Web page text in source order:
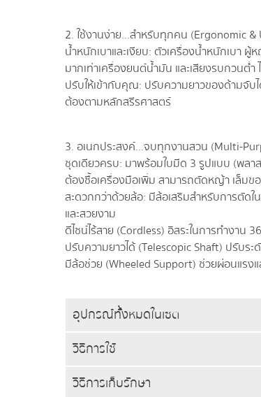
2. ใช้งานง่าย...สำหรับทุกคน (Ergonomic &
น้ำหนักเบาและเงียบ: ตัวเครื่องน้ำหนักเบา
มากเท่าเครื่องยนต์น้ำมัน และเสียงรบกวนต่
ปรับให้เข้ากับคุณ: ปรับความยาวของด้ามจับ
ต้องตามหลักสรีรศาสตร์
3. อเนกประสงค์...จบทุกงานสวน (Multi-
ชุดเดียวครบ: มาพร้อมใบมีด 3 รูปแบบ (พลา
ต้องซื้อเครื่องมือเพิ่ม สามารถตัดหญ้า เล็มขอ
สะดวกกว่าด้วยล้อ: มีล้อเสริมสำหรับการตัด
และสวยงาม
ดีไซน์ไร้สาย (Cordless) อิสระในการทำงาน
ปรับความยาวได้ (Telescopic Shaft) ปรับระ
มีล้อช่วย (Wheeled Support) ช่วยผ่อนแร
อุปกรณ์ทั้งหมดในเซต
วิธีการใช้
วิธีการเก็บรักษา